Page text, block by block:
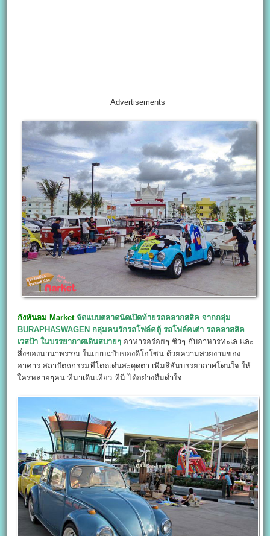
Advertisements
กังหันลม Market จัดแบบตลาดนัดเปิดท้ายรถคลากสสิค จากกลุ่ม
BURAPHASWAGEN กลุ่มคนรักรถโฟล์คตู้ รถโฟล์คเต่า รถคลาสสิค
เวสป้า ในบรรยากาศเดินสบายๆ อาหารอร่อยๆ ชิวๆ กับอาหารทะเล และ
สิ่งของนานาพรรณ ในแบบฉบับของดิโอโซน ด้วยความสวยงามของ
อาคาร สถาปัตถกรรมที่โดดเด่นสะดุดตา เพิ่มสีสันบรรยากาศโดนใจ ให้
ใครหลายๆคน ที่มาเดินเที่ยว ที่นี่ ได้อย่างดื่มด่ำใจ..